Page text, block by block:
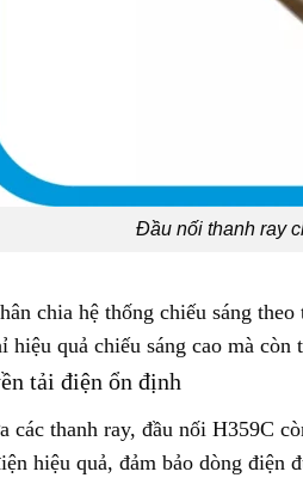
Đầu nối thanh ray
chia hệ thống chiếu sáng
quả chiếu sáng cao mà
tải điện ổn định
thanh ray, đầu nối H359C
hiệu quả, đảm bảo dòng